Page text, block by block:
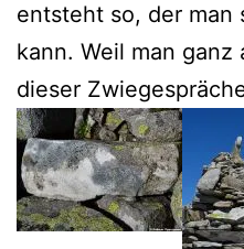
entsteht so, der
kann. Weil man ganz
dieser